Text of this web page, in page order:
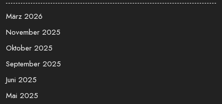
März 2026
November 2025
Oktober 2025
September 2025
Juni 2025
Mai 2025